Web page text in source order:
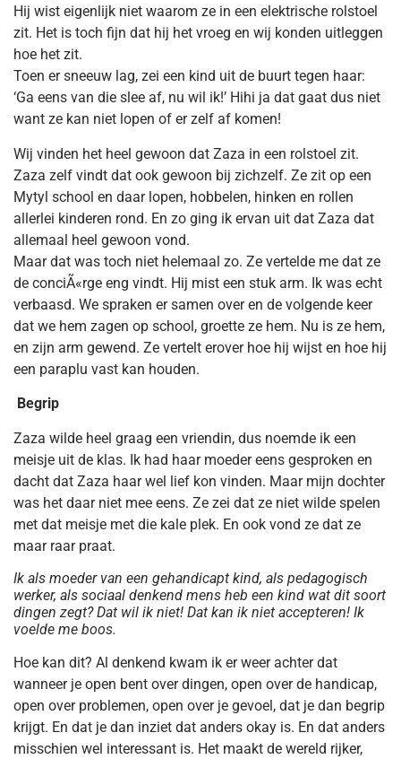
Hij wist eigenlijk niet waarom ze in een elektrische rolstoel
zit. Het is toch fijn dat hij het vroeg en wij konden uitleggen
hoe het zit.
Toen er sneeuw lag, zei een kind uit de buurt tegen haar:
‘Ga eens van die slee af, nu wil ik!’ Hihi ja dat gaat dus niet
want ze kan niet lopen of er zelf af komen!
Wij vinden het heel gewoon dat Zaza in een rolstoel zit.
Zaza zelf vindt dat ook gewoon bij zichzelf. Ze zit op een
Mytyl school en daar lopen, hobbelen, hinken en rollen
allerlei kinderen rond. En zo ging ik ervan uit dat Zaza dat
allemaal heel gewoon vond.
Maar dat was toch niet helemaal zo. Ze vertelde me dat ze
de conciÃ«rge eng vindt. Hij mist een stuk arm. Ik was echt
verbaasd. We spraken er samen over en de volgende keer
dat we hem zagen op school, groette ze hem. Nu is ze hem,
en zijn arm gewend. Ze vertelt erover hoe hij wijst en hoe hij
een paraplu vast kan houden.
Begrip
Zaza wilde heel graag een vriendin, dus noemde ik een
meisje uit de klas. Ik had haar moeder eens gesproken en
dacht dat Zaza haar wel lief kon vinden. Maar mijn dochter
was het daar niet mee eens. Ze zei dat ze niet wilde spelen
met dat meisje met die kale plek. En ook vond ze dat ze
maar raar praat.
Ik als moeder van een gehandicapt kind, als pedagogisch
werker, als sociaal denkend mens heb een kind wat dit soort
dingen zegt? Dat wil ik niet! Dat kan ik niet accepteren! Ik
voelde me boos.
Hoe kan dit? Al denkend kwam ik er weer achter dat
wanneer je open bent over dingen, open over de handicap,
open over problemen, open over je gevoel, dat je dan begrip
krijgt. En dat je dan inziet dat anders okay is. En dat anders
misschien wel interessant is. Het maakt de wereld rijker,